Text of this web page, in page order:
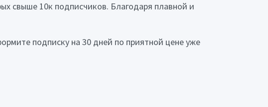
свыше 10к подписчиков. Благодаря плавной и
подписку на 30 дней по приятной цене уже